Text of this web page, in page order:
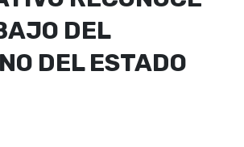
DEL
DEL ESTADO